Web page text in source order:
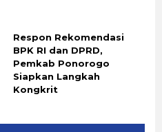
Respon Rekomendasi
BPK RI dan DPRD,
Pemkab Ponorogo
Siapkan Langkah
Kongkrit